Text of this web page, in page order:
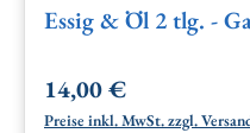
Essig & Öl 2 tlg. -
Regulärer Preis:
14,00 €
Preise inkl. MwSt. zzgl.